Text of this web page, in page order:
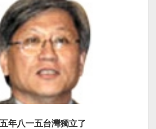
年八一五台灣獨立了